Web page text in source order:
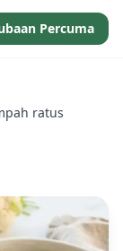
Percuma
ratus